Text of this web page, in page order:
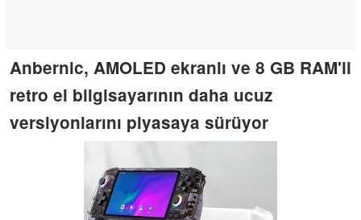
Anbernic, AMOLED ekranlı ve 8 GB RAM'li
retro el bilgisayarının daha ucuz
versiyonlarını piyasaya sürüyor